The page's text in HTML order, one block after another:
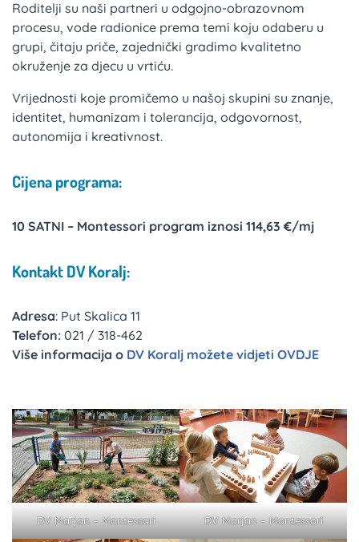
Roditelji su naši partneri u odgojno-obrazovnom
procesu, vode radionice prema temi koju odaberu u
grupi, čitaju priče, zajednički gradimo kvalitetno
okruženje za djecu u vrtiću.
Vrijednosti koje promičemo u našoj skupini su znanje,
identitet, humanizam i tolerancija, odgovornost,
autonomija i kreativnost.
Cijena programa:
10 SATNI – Montessori program iznosi 114,63 €/mj
Kontakt DV Koralj:
Adresa: Put Skalica 11
Telefon: 021 / 318-462
Više informacija o DV Koralj možete vidjeti OVDJE
DV Marjan – Montessori DV Marjan – Montessori